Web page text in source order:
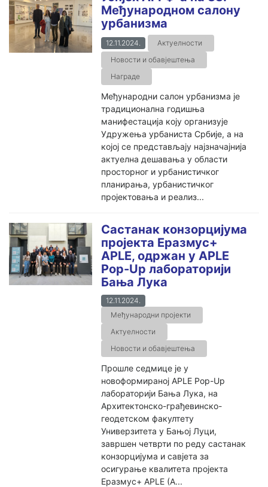
Међународном салону
урбанизма
12.11.2024.
Актуелности
Новости и обавјештења
Награде
Међународни салон урбанизма је
традиционална годишња
манифестација коју организује
Удружења урбаниста Србије, а на
којој се представљају најзначајнија
актуелна дешавања у области
просторног и урбанистичког
планирања, урбанистичког
пројектовања и реализ...
Састанак конзорцијума
пројекта Еразмус+
APLE, одржан у APLE
Pop-Up лабораторији
Бања Лука
12.11.2024.
Међународни пројекти
Актуелности
Новости и обавјештења
Прошле седмице је у
новоформираној APLE Pop-Up
лабораторији Бања Лука, на
Архитектонско-грађевинско-
геодетском факултету
Универзитета у Бањој Луци,
завршен четврти по реду састанак
конзорцијума и савјета за
осигурање квалитета пројекта
Еразмус+ APLE (А...